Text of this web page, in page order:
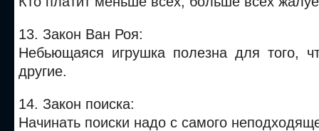
13. Закон Ван Роя:
Небьющаяся игрушка полезна для того,
другие.
14. Закон поиска:
Начинать поиски надо с самого